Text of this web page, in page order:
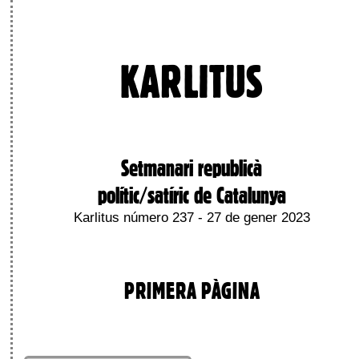
KARLITUS
Setmanari republicà
polític/satíric de Catalunya
Karlitus número 237 - 27 de gener 2023
PRIMERA PÀGINA